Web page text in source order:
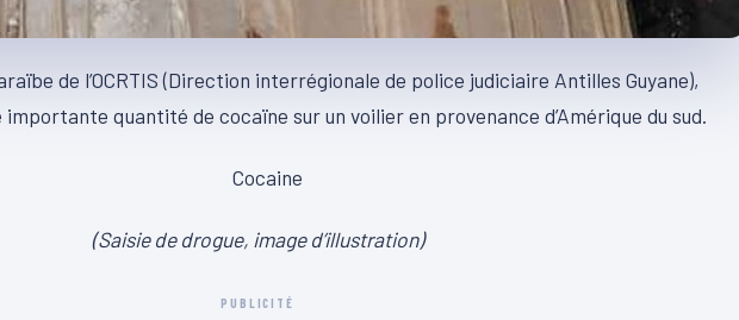
de l’OCRTIS (Direction interrégionale de police judiciaire Antilles Guyane),
quantité de cocaïne sur un voilier en provenance d’Amérique du sud.
(Saisie de drogue, image d’illustration)
PUBLICITÉ